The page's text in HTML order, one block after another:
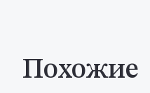
Похожие